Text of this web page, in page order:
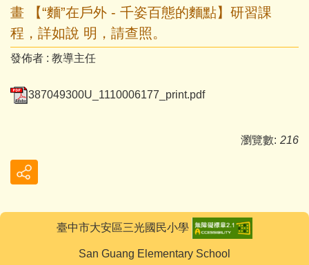
畫 【“麵”在戶外 - 千姿百態的麵點】研習課
程，詳如說 明，請查照。
發佈者 : 教導主任
387049300U_1110006177_print.pdf
瀏覽數: 216
臺中市大安區三光國民小學
San Guang Elementary School